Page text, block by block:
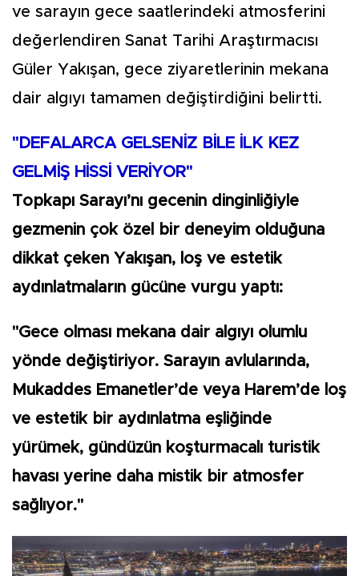
ve sarayın gece saatlerindeki atmosferini
değerlendiren Sanat Tarihi Araştırmacısı
Güler Yakışan, gece ziyaretlerinin mekana
dair algıyı tamamen değiştirdiğini belirtti.
"DEFALARCA GELSENİZ BİLE İLK KEZ
GELMİŞ HİSSİ VERİYOR"
Topkapı Sarayı’nı gecenin dinginliğiyle
gezmenin çok özel bir deneyim olduğuna
dikkat çeken Yakışan, loş ve estetik
aydınlatmaların gücüne vurgu yaptı:
"Gece olması mekana dair algıyı olumlu
yönde değiştiriyor. Sarayın avlularında,
Mukaddes Emanetler’de veya Harem’de loş
ve estetik bir aydınlatma eşliğinde
yürümek, gündüzün koşturmacalı turistik
havası yerine daha mistik bir atmosfer
sağlıyor."